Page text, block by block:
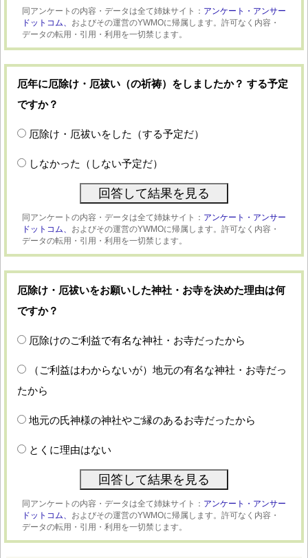
同アンケートの内容・データは全て姉妹サイト： アンケート・アンサー
ドットコム、 およびその運営のYWMOに帰属します。許可なく内容・
データの転用・引用・利用を一切禁じます。
厄年に厄除け・厄祓い（の祈祷）をしましたか？ する予定
ですか？
厄除け・厄祓いをした（する予定だ）
しなかった（しない予定だ）
同アンケートの内容・データは全て姉妹サイト： アンケート・アンサー
ドットコム、 およびその運営のYWMOに帰属します。許可なく内容・
データの転用・引用・利用を一切禁じます。
厄除け・厄祓いをお願いした神社・お寺を決めた理由は何
ですか？
厄除けのご利益で有名な神社・お寺だったから
（ご利益はわからないが）地元の有名な神社・お寺だっ
たから
地元の氏神様の神社やご縁のあるお寺だったから
とくに理由はない
同アンケートの内容・データは全て姉妹サイト： アンケート・アンサー
ドットコム、 およびその運営のYWMOに帰属します。許可なく内容・
データの転用・引用・利用を一切禁じます。